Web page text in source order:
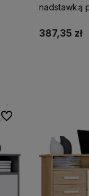
nadstawką
387,35 zł
Do ulubionych